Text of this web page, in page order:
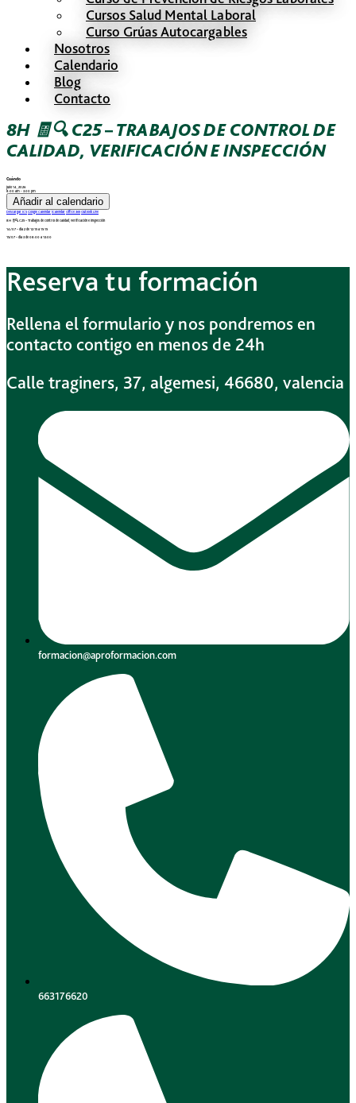
Cursos Salud Mental Laboral
Curso Grúas Autocargables
Nosotros
Calendario
Blog
Contacto
8H 🧾🔍 C25 – TRABAJOS DE CONTROL DE
CALIDAD, VERIFICACIÓN E INSPECCIÓN
Cuándo
julio 14, 2026
8:00 am - 3:00 pm
Añadir al calendario
Descargar ICS Google Calendar iCalendar Office 365 Outlook Live
8H 🧾🔍 C25 – Trabajos de control de calidad, verificación e inspección
14/07 – día 2 de 12:15 a 15:15
15/07 – día 3 de 08:00 a 13:00
Reserva tu formación
Rellena el formulario y nos pondremos en
contacto contigo en menos de 24h
Calle traginers, 37, algemesi, 46680, valencia
formacion@aproformacion.com
663176620